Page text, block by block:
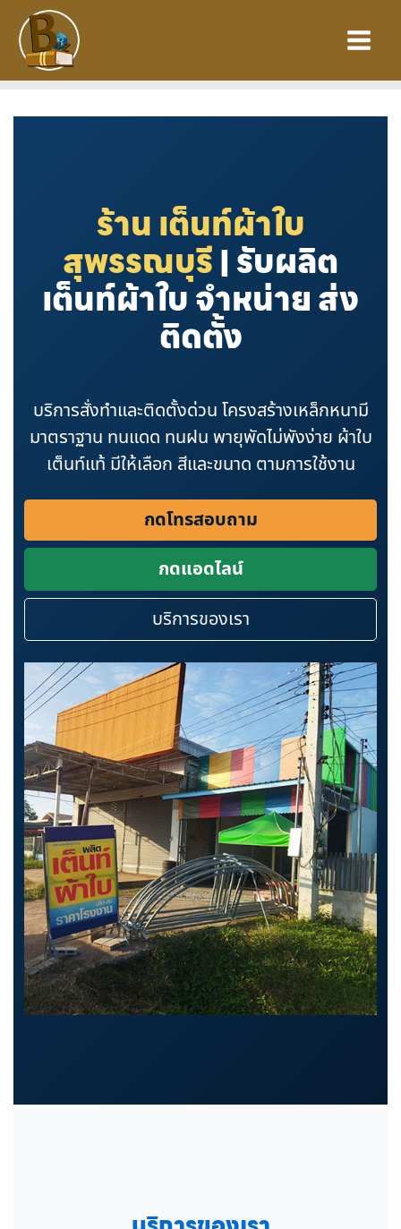
content
ร้าน เต็นท์ผ้าใบ
สุพรรณบุรี| รับผลิต
เต็นท์ผ้าใบ จำหน่าย ส่ง
ติดตั้ง
บริการสั่งทำและติดตั้งด่วน โครงสร้างเหล็กหนามี
มาตราฐาน ทนแดด ทนฝน พายุพัดไม่พังง่าย ผ้าใบ
เต็นท์แท้ มีให้เลือก สีและขนาด ตามการใช้งาน
กดโทรสอบถาม
กดแอดไลน์
บริการของเรา